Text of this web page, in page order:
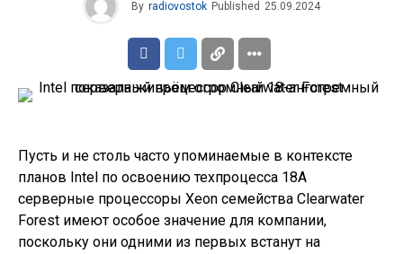
By radiovostok Published 25.09.2024
Пусть и не столь часто упоминаемые в контексте
планов Intel по освоению техпроцесса 18A
серверные процессоры Xeon семейства Clearwater
Forest имеют особое значение для компании,
поскольку они одними из первых встанут на